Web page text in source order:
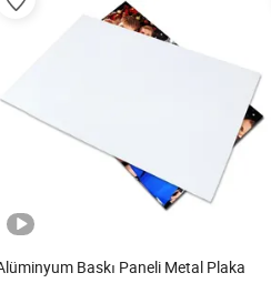
Baskı Paneli Metal Plaka